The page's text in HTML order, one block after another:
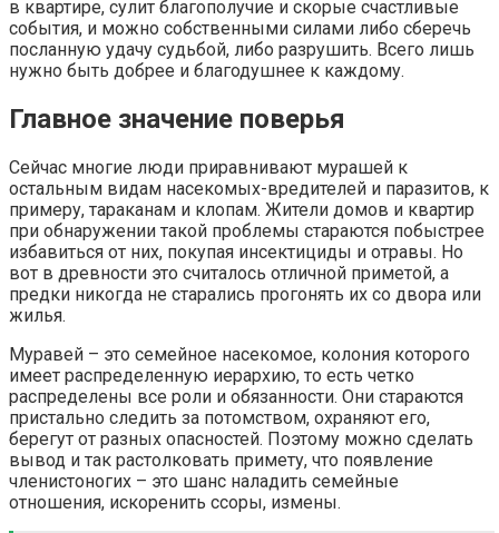
в квартире, сулит благополучие и скорые счастливые
события, и можно собственными силами либо сберечь
посланную удачу судьбой, либо разрушить. Всего лишь
нужно быть добрее и благодушнее к каждому.
Главное значение поверья
Сейчас многие люди приравнивают мурашей к
остальным видам насекомых-вредителей и паразитов, к
примеру, тараканам и клопам. Жители домов и квартир
при обнаружении такой проблемы стараются побыстрее
избавиться от них, покупая инсектициды и отравы. Но
вот в древности это считалось отличной приметой, а
предки никогда не старались прогонять их со двора или
жилья.
Муравей – это семейное насекомое, колония которого
имеет распределенную иерархию, то есть четко
распределены все роли и обязанности. Они стараются
пристально следить за потомством, охраняют его,
берегут от разных опасностей. Поэтому можно сделать
вывод и так растолковать примету, что появление
членистоногих – это шанс наладить семейные
отношения, искоренить ссоры, измены.